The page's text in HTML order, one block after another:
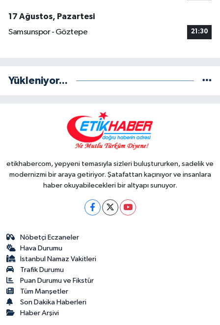
17 Ağustos, Pazartesi
Samsunspor - Göztepe
21:30
Yükleniyor...
etikhabercom, yepyeni temasıyla sizleri buluştururken, sadelik ve
modernizmi bir araya getiriyor. Şatafattan kaçınıyor ve insanlara
haber okuyabilecekleri bir altyapı sunuyor.
Nöbetçi Eczaneler
Hava Durumu
İstanbul Namaz Vakitleri
Trafik Durumu
Puan Durumu ve Fikstür
Tüm Manşetler
Son Dakika Haberleri
Haber Arşivi